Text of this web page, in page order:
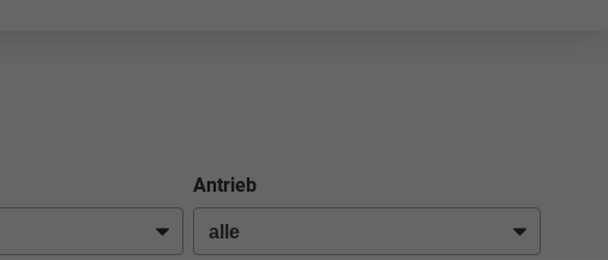
Antrieb